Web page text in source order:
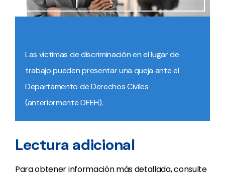
Las víctimas de discriminación en el lugar de
trabajo pueden presentar una queja ante el
Departamento de Derechos Civiles
(anteriormente DFEH).
Lectura adicional
Para obtener información más detallada, consulte